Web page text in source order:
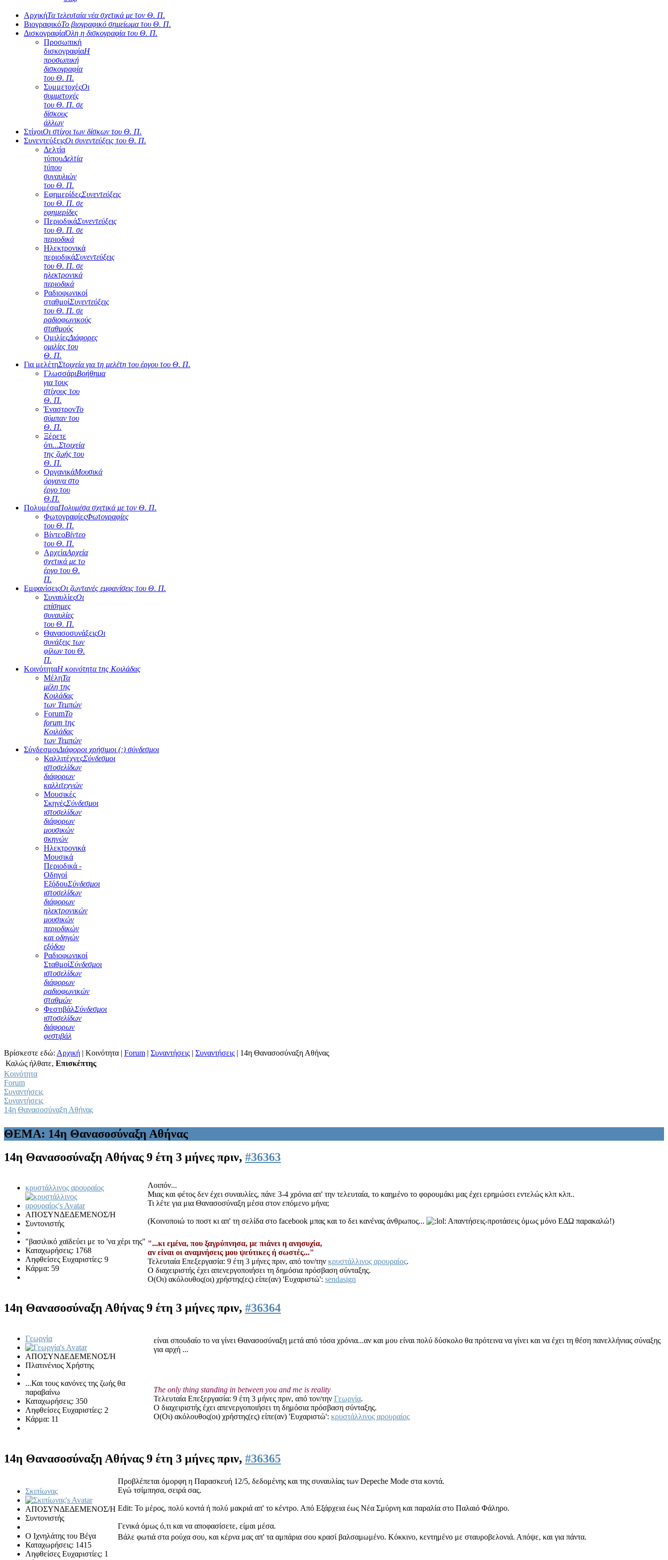
ΑρχικήΤα τελευταία νέα σχετικά με τον Θ. Π.
ΒιογραφικόΤο βιογραφικό σημείωμα του Θ. Π.
ΔισκογραφίαΌλη η δισκογραφία του Θ. Π.
Προσωπική
δισκογραφίαΗ
προσωπική
δισκογραφία
του Θ. Π.
ΣυμμετοχέςΟι
συμμετοχές
του Θ. Π. σε
δίσκους
άλλων
ΣτίχοιΟι στίχοι των δίσκων του Θ. Π.
ΣυνεντεύξειςΟι συνεντεύξεις του Θ. Π.
Δελτία
τύπουΔελτία
τύπου
συναυλιών
του Θ. Π.
ΕφημερίδεςΣυνεντεύξεις
του Θ. Π. σε
εφημερίδες
ΠεριοδικάΣυνεντεύξεις
του Θ. Π. σε
περιοδικά
Ηλεκτρονικά
περιοδικάΣυνεντεύξεις
του Θ. Π. σε
ηλεκτρονικά
περιοδικά
Ραδιοφωνικοί
σταθμοίΣυνεντεύξεις
του Θ. Π. σε
ραδιοφωνικούς
σταθμούς
ΟμιλίεςΔιάφορες
ομιλίες του
Θ. Π.
Για μελέτηΣτοιχεία για τη μελέτη του έργου του Θ. Π.
ΓλωσσάριΒοήθημα
για τους
στίχους του
Θ. Π.
ΈναστρονΤο
σύμπαν του
Θ. Π.
Ξέρετε
ότι...Στοιχεία
της ζωής του
Θ. Π.
ΟργανικάΜουσικά
όργανα στο
έργο του
Θ.Π.
ΠολυμέσαΠολυμέσα σχετικά με τον Θ. Π.
ΦωτογραφίεςΦωτογραφίες
του Θ. Π.
ΒίντεοΒίντεο
του Θ. Π.
ΑρχείαΑρχεία
σχετικά με το
έργο του Θ.
Π.
ΕμφανίσειςΟι ζωντανές εμφανίσεις του Θ. Π.
ΣυναυλίεςΟι
επίσημες
συναυλίες
του Θ. Π.
ΘανασοσυνάξειςΟι
συνάξεις των
φίλων του Θ.
Π.
ΚοινότηταΗ κοινότητα της Κοιλάδας
ΜέληΤα
μέλη της
Κοιλάδας
των Τεμπών
ForumΤο
forum της
Κοιλάδας
των Τεμπών
ΣύνδεσμοιΔιάφοροι χρήσιμοι (;) σύνδεσμοι
ΚαλλιτέχνεςΣύνδεσμοι
ιστοσελίδων
διάφορων
καλλιτεχνών
Μουσικές
ΣκηνέςΣύνδεσμοι
ιστοσελίδων
διάφορων
μουσικών
σκηνών
Ηλεκτρονικά
Μουσικά
Περιοδικά -
Οδηγοί
ΕξόδουΣύνδεσμοι
ιστοσελίδων
διάφορων
ηλεκτρονικών
μουσικών
περιοδικών
και οδηγών
εξόδου
Ραδιοφωνικοί
ΣταθμοίΣύνδεσμοι
ιστοσελίδων
διάφορων
ραδιοφωνικών
σταθμών
ΦεστιβάλΣύνδεσμοι
ιστοσελίδων
διάφορων
φεστιβάλ
Βρίσκεστε εδώ: Αρχική | Κοινότητα | Forum | Συναντήσεις | Συναντήσεις | 14η Θανασοσύναξη Αθήνας
Καλώς ήλθατε, Επισκέπτης
Κοινότητα
Forum
Συναντήσεις
Συναντήσεις
14η Θανασοσύναξη Αθήνας
ΘΕΜΑ: 14η Θανασοσύναξη Αθήνας
14η Θανασοσύναξη Αθήνας 9 έτη 3 μήνες πριν, #36363
κρυστάλλινος αρουραίος
ΑΠΟΣΥΝΔΕΔΕΜΕΝΟΣ/Η
Συντονιστής
"βασιλικό χαϊδεύει με το 'να χέρι της"
Καταχωρήσεις: 1768
Ληφθείσες Ευχαριστίες: 9
Κάρμα: 59
Λοιπόν...
Μιας και φέτος δεν έχει συναυλίες, πάνε 3-4 χρόνια απ' την τελευταία, το καημένο το φορουμάκι μας έχει ερημώσει εντελώς κλπ κλπ..
Τι λέτε για μια Θανασοσύναξη μέσα στον επόμενο μήνα;
(Κοινοποιώ το ποστ κι απ' τη σελίδα στο facebook μπας και το δει κανένας άνθρωπος... Απαντήσεις-προτάσεις όμως μόνο ΕΔΩ παρακαλώ!)
"...κι εμένα, που ξαγρύπνησα, με πιάνει η ανησυχία,
αν είναι οι αναμνήσεις μου ψεύτικες ή σωστές..."
Τελευταία Επεξεργασία: 9 έτη 3 μήνες πριν, από τον/την κρυστάλλινος αρουραίος.
Ο διαχειριστής έχει απενεργοποιήσει τη δημόσια πρόσβαση σύνταξης.
Ο(Οι) ακόλουθος(οι) χρήστης(ες) είπε(αν) 'Ευχαριστώ': sendasign
14η Θανασοσύναξη Αθήνας 9 έτη 3 μήνες πριν, #36364
Γεωργία
ΑΠΟΣΥΝΔΕΔΕΜΕΝΟΣ/Η
Πλατινένιος Χρήστης
...Και τους κανόνες της ζωής θα
παραβαίνω
Καταχωρήσεις: 350
Ληφθείσες Ευχαριστίες: 2
Κάρμα: 11
είναι σπουδαίο το να γίνει Θανασοσύναξη μετά από τόσα χρόνια...αν και μου είναι πολύ δύσκολο θα πρότεινα να γίνει και να έχει τη θέση πανελλήνιας σύναξης
για αρχή ...
The only thing standing in between you and me is reality
Τελευταία Επεξεργασία: 9 έτη 3 μήνες πριν, από τον/την Γεωργία.
Ο διαχειριστής έχει απενεργοποιήσει τη δημόσια πρόσβαση σύνταξης.
Ο(Οι) ακόλουθος(οι) χρήστης(ες) είπε(αν) 'Ευχαριστώ': κρυστάλλινος αρουραίος
14η Θανασοσύναξη Αθήνας 9 έτη 3 μήνες πριν, #36365
Σκιπίωνας
ΑΠΟΣΥΝΔΕΔΕΜΕΝΟΣ/Η
Συντονιστής
Ο Ιχνηλάτης του Βέγα
Καταχωρήσεις: 1415
Ληφθείσες Ευχαριστίες: 1
Προβλέπεται όμορφη η Παρασκευή 12/5, δεδομένης και της συναυλίας των Depeche Mode στα κοντά.
Εγώ τσίμπησα, σειρά σας.
Edit: Το μέρος, πολύ κοντά ή πολύ μακριά απ' το κέντρο. Από Εξάρχεια έως Νέα Σμύρνη και παραλία στο Παλαιό Φάληρο.
Γενικά όμως ό,τι και να αποφασίσετε, είμαι μέσα.
Βάλε φωτιά στα ρούχα σου, και κέρνα μας απ' τα αμπάρια σου κρασί βαλσαμωμένο. Κόκκινο, κεντημένο με σταυροβελονιά. Απόψε, και για πάντα.